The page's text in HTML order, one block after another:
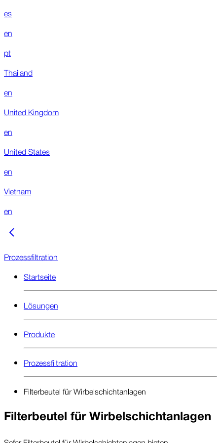
es
en
pt
Thailand
en
United Kingdom
en
United States
en
Vietnam
en
Prozessfiltration
Startseite
Lösungen
Produkte
Prozessfiltration
Filterbeutel für Wirbelschichtanlagen
Filterbeutel für Wirbelschichtanlagen